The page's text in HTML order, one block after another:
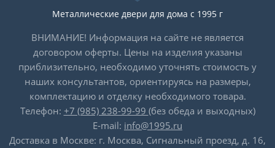
Металлические двери для дома с 1995 г
ВНИМАНИЕ! Информация на сайте не является
договором оферты. Цены на изделия указаны
приблизительно, необходимо уточнять стоимость у
наших консультантов, ориентируясь на размеры,
комплектацию и отделку необходимого товара.
Телефон: +7 (985) 238-99-99 (без обеда и выходных)
E-mail: info@1995.ru
Доставка в Москве: г. Москва, Сигнальный проезд, д. 16,